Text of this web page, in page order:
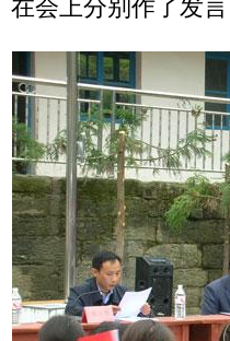
在会上分别作了发言